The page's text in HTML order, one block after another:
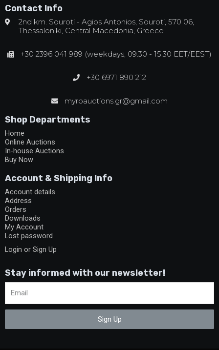
Contact Info
2nd km. Souroti - Agios Antonios, Souroti, 570 06,
Thessaloniki, Central Macedonia, Greece
+30 2396 041 989 (weekdays, 09:30 - 15:30 EET/EEST)
+30 6971 890 212
myroauctions.gr@gmail.com
Shop Departments
Home
Online Auctions
In-house Auctions
Buy Now
Account & Shipping Info
Account details
Address
Orders
Downloads
My Account
Lost password
Login or Sign Up
Stay informed with our newsletter!
Sign Up